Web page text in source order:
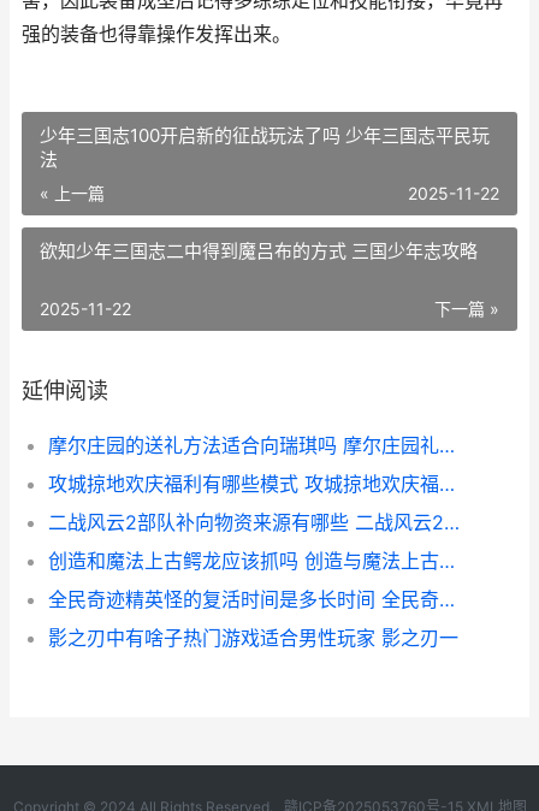
强的装备也得靠操作发挥出来。
少年三国志100开启新的征战玩法了吗 少年三国志平民玩
法
« 上一篇 2025-11-22
欲知少年三国志二中得到魔吕布的方式 三国少年志攻略
下一篇 »
2025-11-22
延伸阅读
摩尔庄园的送礼方法适合向瑞琪吗 摩尔庄园礼物送给谁
攻城掠地欢庆福利有哪些模式 攻城掠地欢庆福礼拿水镜注解
二战风云2部队补向物资来源有哪些 二战风云2部队上限最高是多少
创造和魔法上古鳄龙应该抓吗 创造与魔法上古恶龙在哪?上古恶龙位置饲料介绍
全民奇迹精英怪的复活时间是多长时间 全民奇迹精灵精华是干嘛的
影之刃中有啥子热门游戏适合男性玩家 影之刃一
Copyright © 2024 All Rights Reserved. 赣ICP备2025053760号-15 XML地图